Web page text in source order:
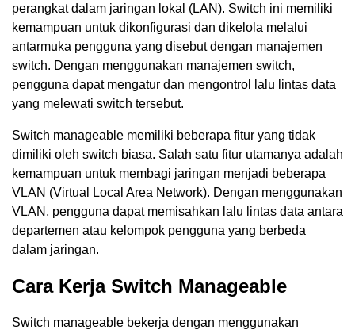
perangkat dalam jaringan lokal (LAN). Switch ini memiliki
kemampuan untuk dikonfigurasi dan dikelola melalui
antarmuka pengguna yang disebut dengan manajemen
switch. Dengan menggunakan manajemen switch,
pengguna dapat mengatur dan mengontrol lalu lintas data
yang melewati switch tersebut.
Switch manageable memiliki beberapa fitur yang tidak
dimiliki oleh switch biasa. Salah satu fitur utamanya adalah
kemampuan untuk membagi jaringan menjadi beberapa
VLAN (Virtual Local Area Network). Dengan menggunakan
VLAN, pengguna dapat memisahkan lalu lintas data antara
departemen atau kelompok pengguna yang berbeda
dalam jaringan.
Cara Kerja Switch Manageable
Switch manageable bekerja dengan menggunakan